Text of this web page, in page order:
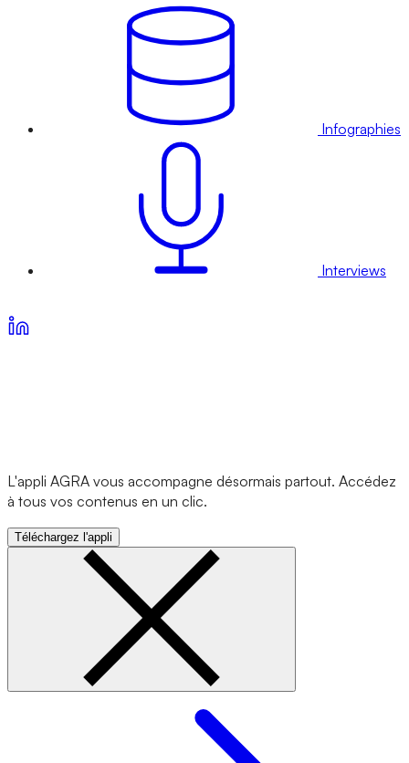
Infographies
Interviews
L'appli AGRA vous accompagne désormais partout. Accédez
à tous vos contenus en un clic.
Téléchargez l'appli